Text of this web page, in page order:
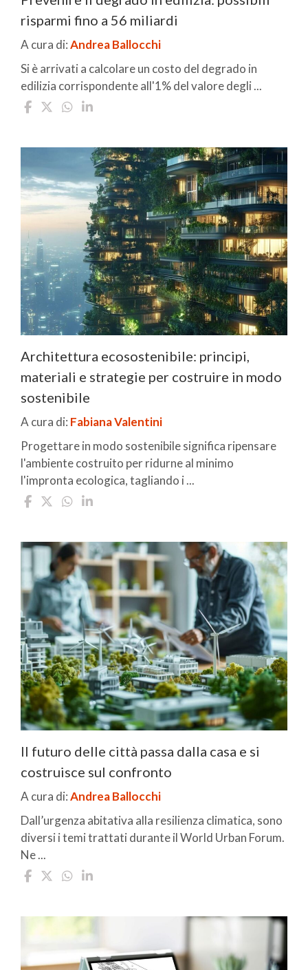
risparmi fino a 56 miliardi
A cura di:Andrea Ballocchi
Si è arrivati a calcolare un costo del degrado in
edilizia corrispondente all'1% del valore degli ...
Architettura ecosostenibile: principi,
materiali e strategie per costruire in modo
sostenibile
A cura di: Fabiana Valentini
Progettare in modo sostenibile significa ripensare
l'ambiente costruito per ridurne al minimo
l'impronta ecologica, tagliando i ...
Il futuro delle città passa dalla casa e si
costruisce sul confronto
A cura di:Andrea Ballocchi
Dall’urgenza abitativa alla resilienza climatica, sono
diversi i temi trattati durante il World Urban Forum.
Ne ...